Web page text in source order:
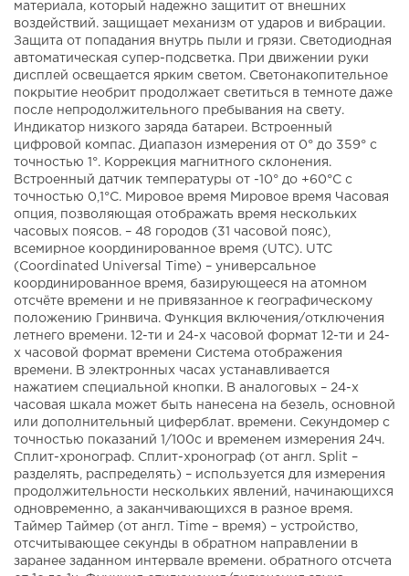
материала, который надежно защитит от внешних
воздействий. защищает механизм от ударов и вибрации.
Защита от попадания внутрь пыли и грязи. Светодиодная
автоматическая супер-подсветка. При движении руки
дисплей освещается ярким светом. Светонакопительное
покрытие необрит продолжает светиться в темноте даже
после непродолжительного пребывания на свету.
Индикатор низкого заряда батареи. Встроенный
цифровой компас. Диапазон измерения от 0° до 359° с
точностью 1°. Коррекция магнитного склонения.
Встроенный датчик температуры от -10° до +60°С с
точностью 0,1°C. Мировое время Мировое время Часовая
опция, позволяющая отображать время нескольких
часовых поясов. – 48 городов (31 часовой пояс),
всемирное координированное время (UTC). UTC
(Coordinated Universal Time) – универсальное
координированное время, базирующееся на атомном
отсчёте времени и не привязанное к географическому
положению Гринвича. Функция включения/отключения
летнего времени. 12-ти и 24-х часовой формат 12-ти и 24-
х часовой формат времени Система отображения
времени. В электронных часах устанавливается
нажатием специальной кнопки. В аналоговых – 24-х
часовая шкала может быть нанесена на безель, основной
или дополнительный циферблат. времени. Секундомер с
точностью показаний 1/100с и временем измерения 24ч.
Сплит-хронограф. Сплит-хронограф (от англ. Split –
разделять, распределять) – используется для измерения
продолжительности нескольких явлений, начинающихся
одновременно, а заканчивающихся в разное время.
Таймер Таймер (от англ. Time – время) – устройство,
отсчитывающее секунды в обратном направлении в
заранее заданном интервале времени. обратного отсчета